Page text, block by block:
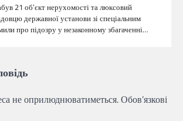
21 об’єкт нерухомості та люксовий
державної установи зі спеціальним
про підозру у незаконному збагаченні…
не оприлюднюватиметься.Обов’язкові